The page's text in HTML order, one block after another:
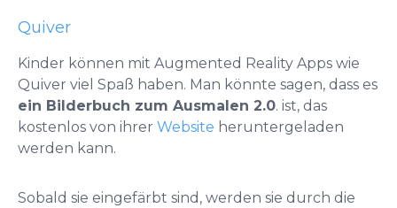
Quiver
Kinder können mit Augmented Reality Apps wie
Quiver viel Spaß haben. Man könnte sagen, dass es
ein Bilderbuch zum Ausmalen 2.0. ist, das
kostenlos von ihrer Website heruntergeladen
werden kann.
Sobald sie eingefärbt sind, werden sie durch die